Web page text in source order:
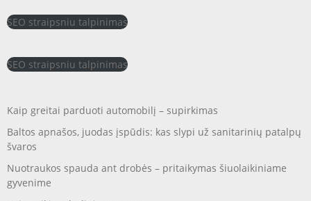
SEO straipsniu talpinimas
SEO straipsniu talpinimas
Kaip greitai parduoti automobilį – supirkimas
Baltos apnašos, juodas įspūdis: kas slypi už sanitarinių patalpų
švaros
Nuotraukos spauda ant drobės – pritaikymas šiuolaikiniame
gyvenime